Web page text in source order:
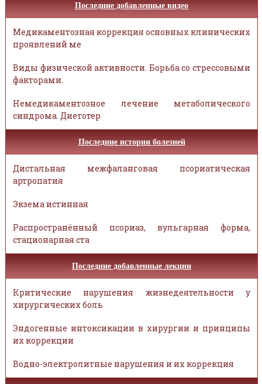
Последние добавленные видео
Медикаментозная коррекция основных клинических
проявлений ме
Виды физической активности. Борьба со стрессовыми
факторами.
Немедикаментозное лечение метаболического
синдрома. Диетотер
Последние истории болезней
Дистальная межфаланговая псориатическая
артропатия
Экзема истинная
Распространённый псориаз, вульгарная форма,
стационарная ста
Последние добавленные лекции
Критические нарушения жизнедеятельности у
хирургических боль
Эндогенные интоксикации в хирургии и принципы
их коррекции
Водно-электролитные нарушения и их коррекция